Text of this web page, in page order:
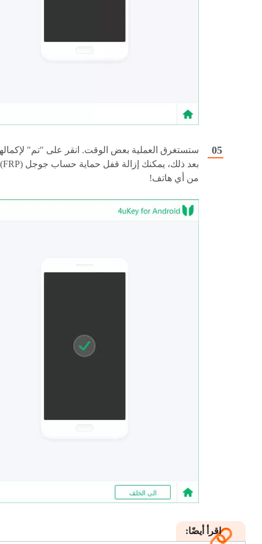
ستستغرق العملية بعض الوقت. انقر على "تم"
بعد ذلك، يمكنك إزالة قفل حماية حساب جوجل (FRP)
من أي هاتف!
اقرأ أيضًا: